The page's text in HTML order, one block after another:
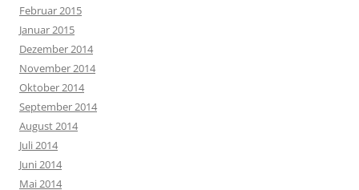
Februar 2015
Januar 2015
Dezember 2014
November 2014
Oktober 2014
September 2014
August 2014
Juli 2014
Juni 2014
Mai 2014